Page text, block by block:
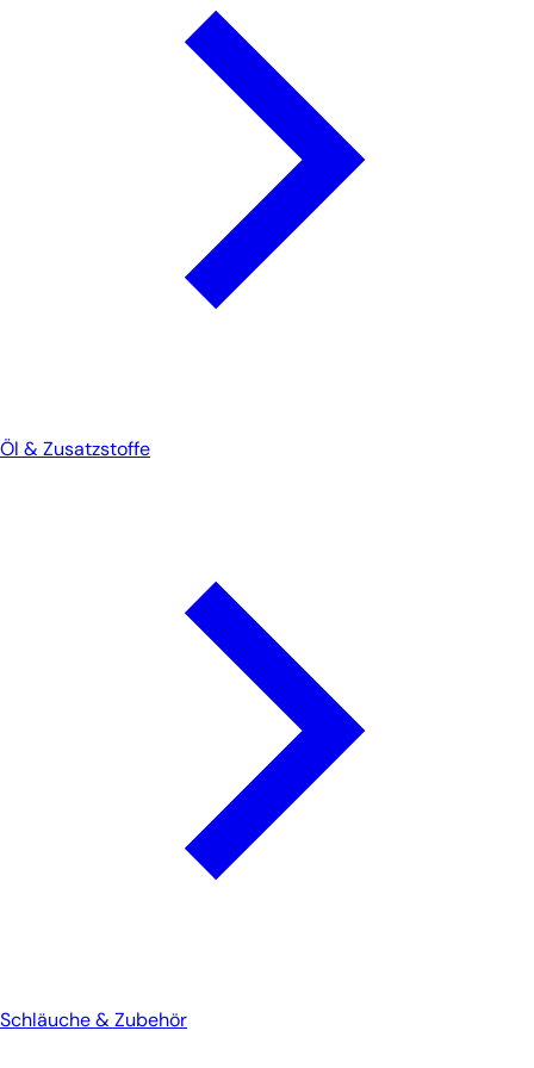
Öl & Zusatzstoffe
Schläuche & Zubehör